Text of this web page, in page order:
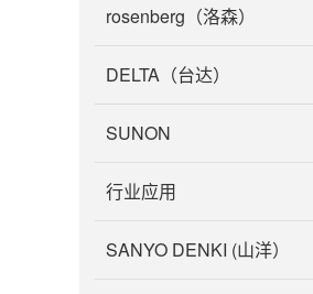
rosenberg（洛森）
DELTA（台达）
SUNON
行业应用
SANYO DENKI (山洋）